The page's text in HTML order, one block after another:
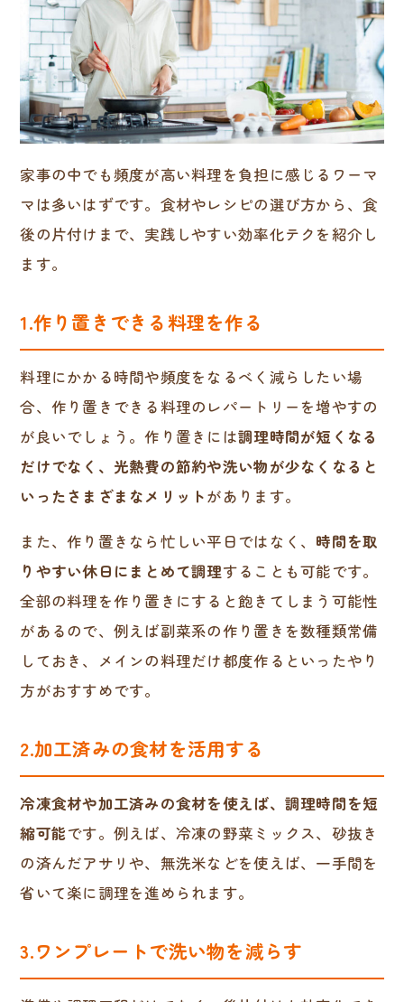
家事の中でも頻度が高い料理を負担に感じるワーマ
マは多いはずです。食材やレシピの選び方から、食
後の片付けまで、実践しやすい効率化テクを紹介し
ます。
1.作り置きできる料理を作る
料理にかかる時間や頻度をなるべく減らしたい場
合、作り置きできる料理のレパートリーを増やすの
が良いでしょう。作り置きには調理時間が短くなる
だけでなく、光熱費の節約や洗い物が少なくなると
いったさまざまなメリットがあります。
また、作り置きなら忙しい平日ではなく、 時間を取
りやすい休日にまとめて調理することも可能です。
全部の料理を作り置きにすると飽きてしまう可能性
があるので、例えば副菜系の作り置きを数種類常備
しておき、メインの料理だけ都度作るといったやり
方がおすすめです。
2.加工済みの食材を活用する
冷凍食材や加工済みの食材を使えば、調理時間を短
縮可能です。例えば、冷凍の野菜ミックス、砂抜き
の済んだアサリや、無洗米などを使えば、一手間を
省いて楽に調理を進められます。
3.ワンプレートで洗い物を減らす